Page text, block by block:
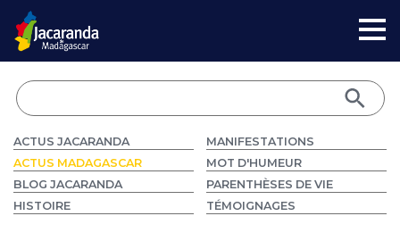
ACTUS JACARANDA
ACTUS MADAGASCAR
BLOG JACARANDA
HISTOIRE
MANIFESTATIONS
MOT D'HUMEUR
PARENTHÈSES DE VIE
TÉMOIGNAGES